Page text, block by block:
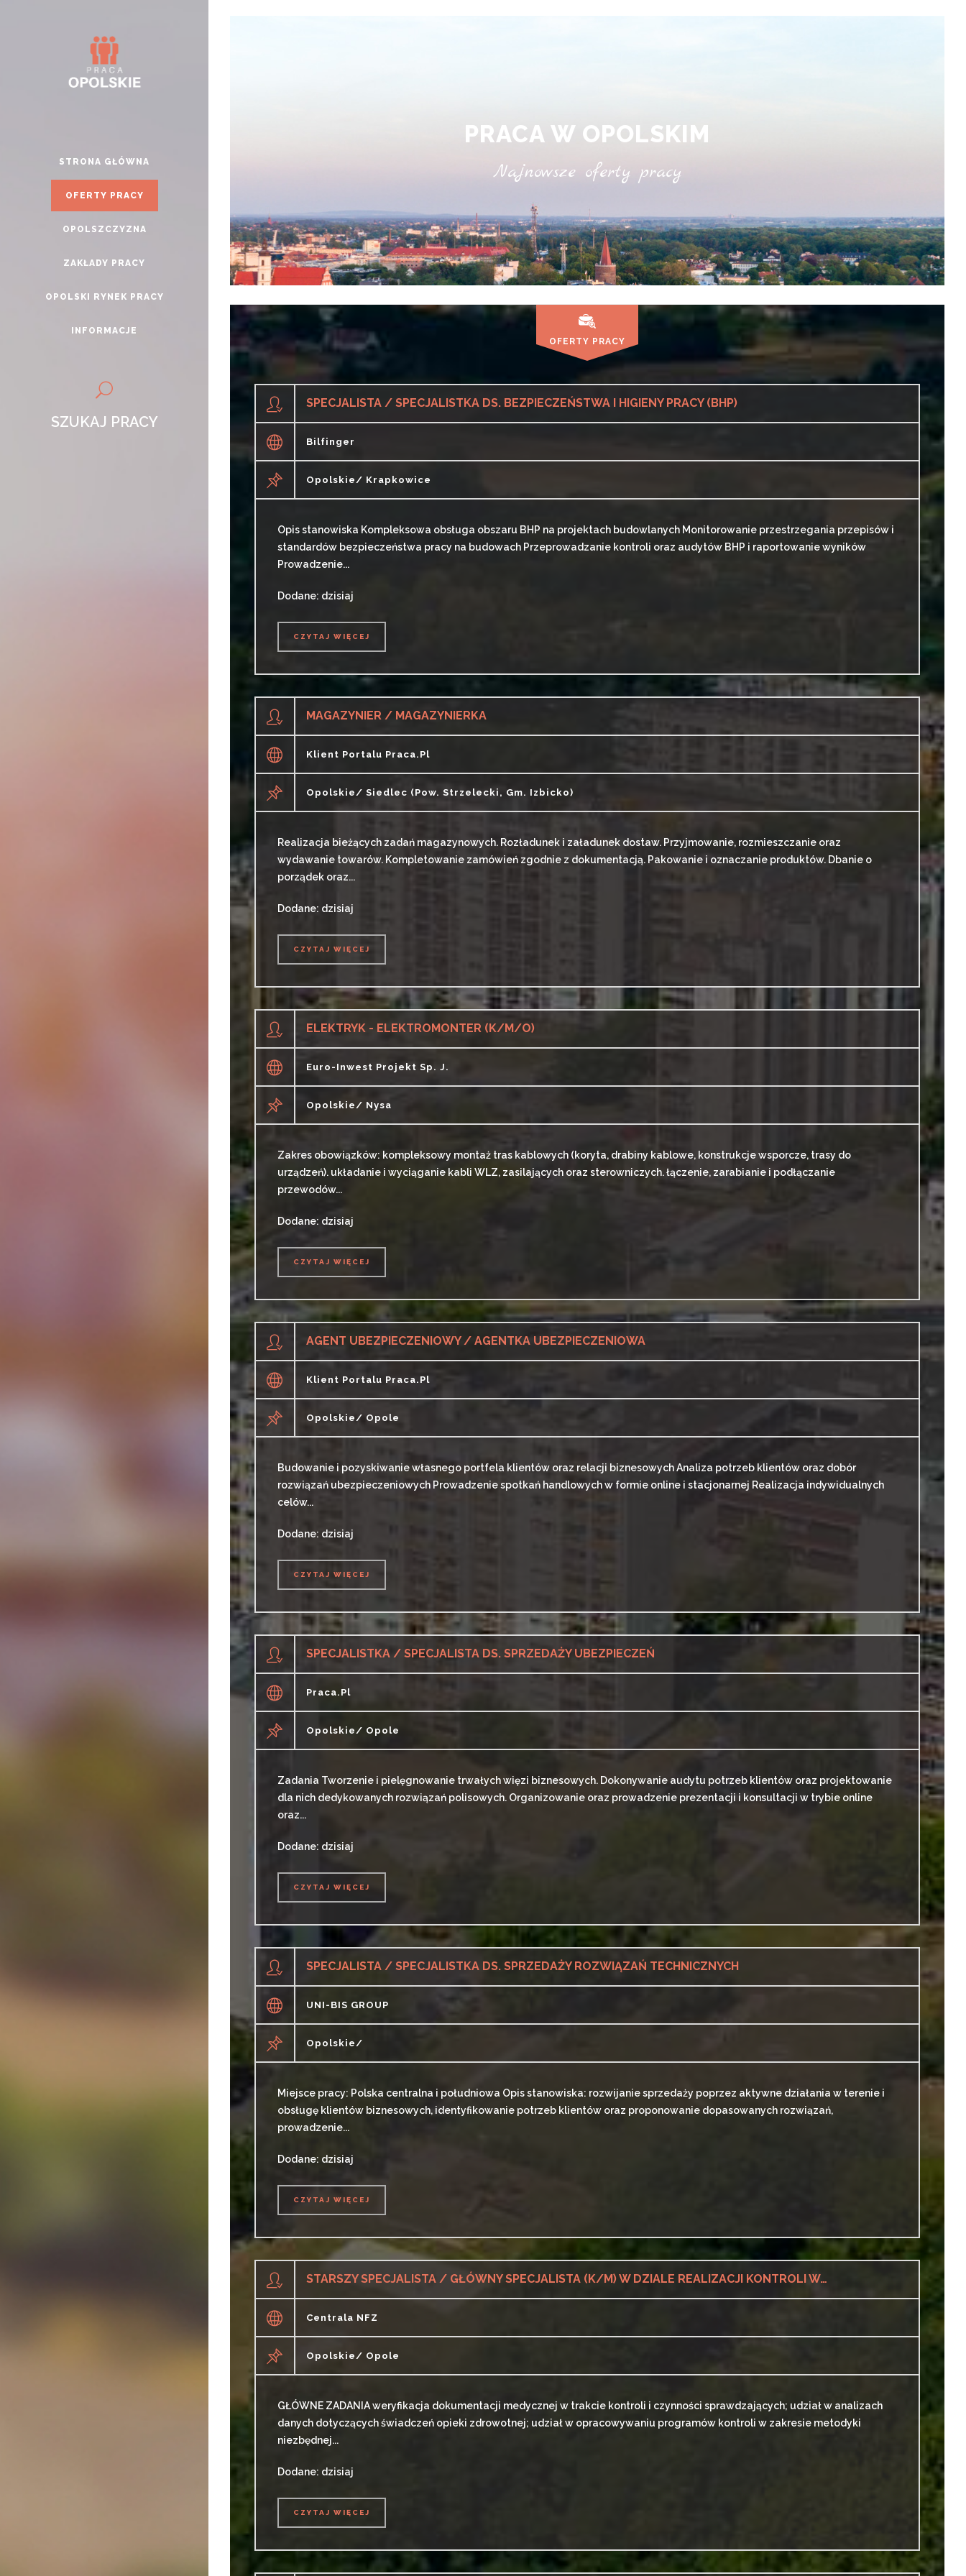
STRONA GŁÓWNA
OFERTY PRACY
OPOLSZCZYZNA
ZAKŁADY PRACY
OPOLSKI RYNEK PRACY
INFORMACJE
SZUKAJ PRACY
PRACA W OPOLSKIM
Najnowsze oferty pracy
OFERTY PRACY
SPECJALISTA / SPECJALISTKA DS. BEZPIECZEŃSTWA I HIGIENY PRACY (BHP)
Bilfinger
Opolskie/ Krapkowice
Opis stanowiska Kompleksowa obsługa obszaru BHP na projektach budowlanych Monitorowanie przestrzegania przepisów i
standardów bezpieczeństwa pracy na budowach Przeprowadzanie kontroli oraz audytów BHP i raportowanie wyników
Prowadzenie...
Dodane: dzisiaj
CZYTAJ WIĘCEJ
MAGAZYNIER / MAGAZYNIERKA
Klient Portalu Praca.pl
Opolskie/ Siedlec (pow. Strzelecki, Gm. Izbicko)
Realizacja bieżących zadań magazynowych. Rozładunek i załadunek dostaw. Przyjmowanie, rozmieszczanie oraz
wydawanie towarów. Kompletowanie zamówień zgodnie z dokumentacją. Pakowanie i oznaczanie produktów. Dbanie o
porządek oraz...
Dodane: dzisiaj
CZYTAJ WIĘCEJ
ELEKTRYK - ELEKTROMONTER (K/M/O)
Euro-Inwest Projekt Sp. J.
Opolskie/ Nysa
Zakres obowiązków: kompleksowy montaż tras kablowych (koryta, drabiny kablowe, konstrukcje wsporcze, trasy do
urządzeń). układanie i wyciąganie kabli WLZ, zasilających oraz sterowniczych. łączenie, zarabianie i podłączanie
przewodów...
Dodane: dzisiaj
CZYTAJ WIĘCEJ
AGENT UBEZPIECZENIOWY / AGENTKA UBEZPIECZENIOWA
Klient Portalu Praca.pl
Opolskie/ Opole
Budowanie i pozyskiwanie własnego portfela klientów oraz relacji biznesowych Analiza potrzeb klientów oraz dobór
rozwiązań ubezpieczeniowych Prowadzenie spotkań handlowych w formie online i stacjonarnej Realizacja indywidualnych
celów...
Dodane: dzisiaj
CZYTAJ WIĘCEJ
SPECJALISTKA / SPECJALISTA DS. SPRZEDAŻY UBEZPIECZEŃ
Praca.pl
Opolskie/ Opole
Zadania Tworzenie i pielęgnowanie trwałych więzi biznesowych. Dokonywanie audytu potrzeb klientów oraz projektowanie
dla nich dedykowanych rozwiązań polisowych. Organizowanie oraz prowadzenie prezentacji i konsultacji w trybie online
oraz...
Dodane: dzisiaj
CZYTAJ WIĘCEJ
SPECJALISTA / SPECJALISTKA DS. SPRZEDAŻY ROZWIĄZAŃ TECHNICZNYCH
UNI-BIS GROUP
Opolskie/
Miejsce pracy: Polska centralna i południowa Opis stanowiska: rozwijanie sprzedaży poprzez aktywne działania w terenie i
obsługę klientów biznesowych, identyfikowanie potrzeb klientów oraz proponowanie dopasowanych rozwiązań,
prowadzenie...
Dodane: dzisiaj
CZYTAJ WIĘCEJ
STARSZY SPECJALISTA / GŁÓWNY SPECJALISTA (K/M) W DZIALE REALIZACJI KONTROLI W TERENOWYM WYDZIALE KONTROLI VIII W DEPARTAMENCIE KONTROLI (LEKARZ K/M)
Centrala NFZ
Opolskie/ Opole
GŁÓWNE ZADANIA weryfikacja dokumentacji medycznej w trakcie kontroli i czynności sprawdzających; udział w analizach
danych dotyczących świadczeń opieki zdrowotnej; udział w opracowywaniu programów kontroli w zakresie metodyki
niezbędnej...
Dodane: dzisiaj
CZYTAJ WIĘCEJ